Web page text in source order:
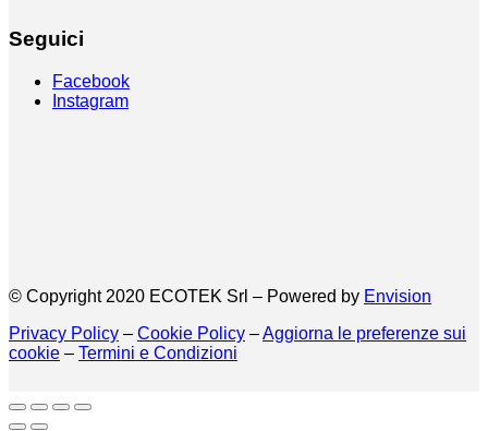
Seguici
Facebook
Instagram
© Copyright 2020 ECOTEK Srl – Powered by Envision
Privacy Policy – Cookie Policy –Aggiorna le preferenze sui
cookie – Termini e Condizioni